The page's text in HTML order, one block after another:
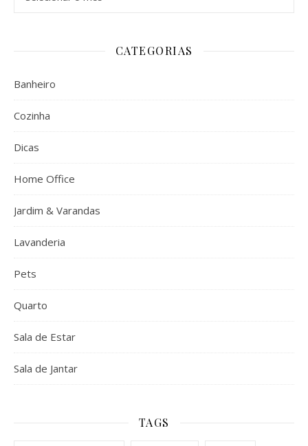
CATEGORIAS
Banheiro
Cozinha
Dicas
Home Office
Jardim & Varandas
Lavanderia
Pets
Quarto
Sala de Estar
Sala de Jantar
TAGS